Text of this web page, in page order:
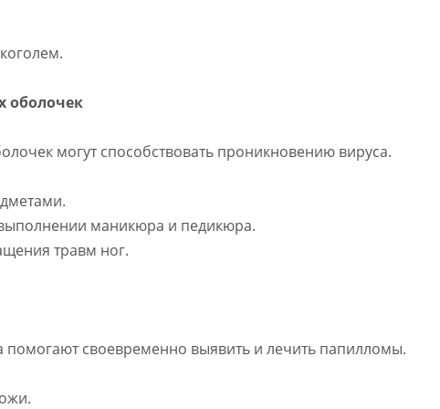
оболочек
могут способствовать проникновению вируса.
маникюра и педикюра.
травм ног.
своевременно выявить и лечить папилломы.